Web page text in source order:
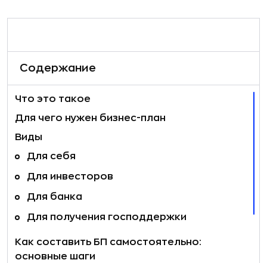
Содержание
Что это такое
Для чего нужен бизнес-план
Виды
Для себя
Для инвесторов
Для банка
Для получения господдержки
Как составить БП самостоятельно:
основные шаги